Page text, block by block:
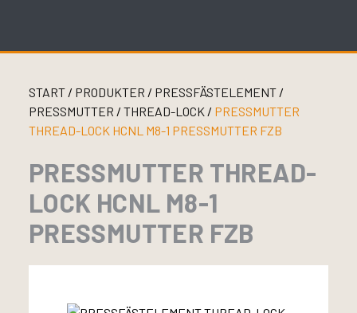
START/ PRODUKTER / PRESSFÄSTELEMENT /
PRESSMUTTER / THREAD-LOCK / PRESSMUTTER
THREAD-LOCK HCNL M8-1 PRESSMUTTER FZB
PRESSMUTTER THREAD-
LOCK HCNL M8-1
PRESSMUTTER FZB